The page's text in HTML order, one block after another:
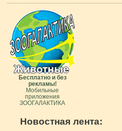
Бесплатно и без
рекламы!
Мобильные
приложения
ЗООГАЛАКТИКА
Новостная лента: